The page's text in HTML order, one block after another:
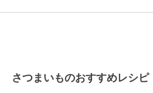
さつまいものおすすめレシピ